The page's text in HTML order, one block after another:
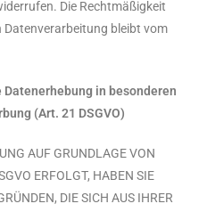
Die Rechtmäßigkeit
bleibt vom
in besonderen
(Art. 21 DSGVO)
AUF GRUNDLAGE VON
ERFOLGT, HABEN SIE
DIE SICH AUS IHRER